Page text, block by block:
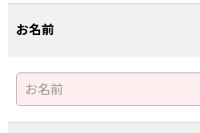
お名前